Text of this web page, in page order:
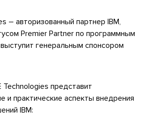
– авторизованный партнер IBM,
Premier Partner по программным
генеральным спонсором
представит
и практические аспекты внедрения
IBM: